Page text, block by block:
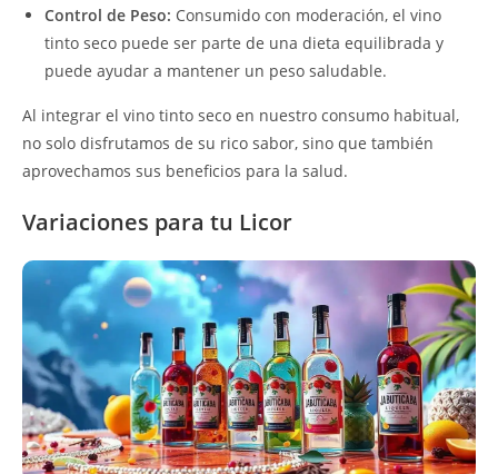
Control de Peso: Consumido con moderación, el vino
tinto seco puede ser parte de una dieta equilibrada y
puede ayudar a mantener un peso saludable.
Al integrar el vino tinto seco en nuestro consumo habitual,
no solo disfrutamos de su rico sabor, sino que también
aprovechamos sus beneficios para la salud.
Variaciones para tu Licor